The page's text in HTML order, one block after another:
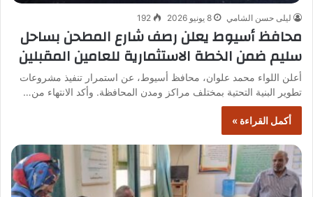
ليلى حسن الشامي 8 يونيو 2026 192
محافظ أسيوط يعلن رصف شارع المطحن بساحل
سليم ضمن الخطة الاستثمارية للعامين المقبلين
أعلن اللواء محمد علوان، محافظ أسيوط، عن استمرار تنفيذ مشروعات
تطوير البنية التحتية بمختلف مراكز ومدن المحافظة. وأكد الانتهاء من…
أكمل القراءة »